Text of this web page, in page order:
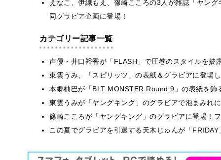
えなこ、伊織もえ、篠崎こころの3人が雑誌「ヤン
同グラビア企画に登場！
カテゴリー記事一覧
声優・井口裕香が「FLASH」で圧巻のスタイルを
東雲うみ、「スピリッツ」の表紙＆グラビアに登場
本郷柚巴が「BLT MONSTER Round 9」の表紙を
東雲うみが「ヤングキング」のグラビアで泡まみれ
篠崎こころが「ヤングキング」のグラビアに登場！
この夏でグラビアを引退する天木じゅんが「